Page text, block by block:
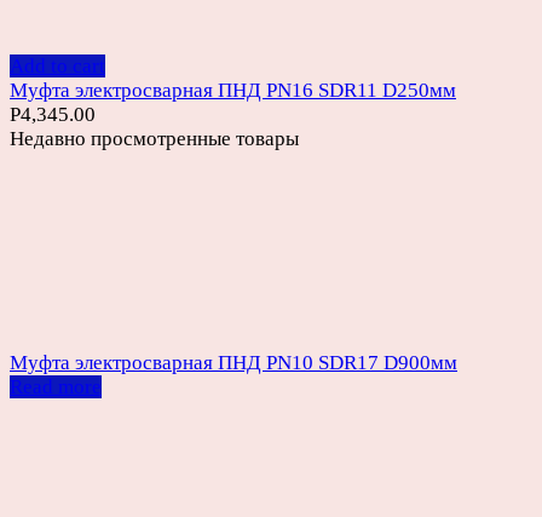
Add to cart
Муфта электросварная ПНД PN16 SDR11 D250мм
Р4,345.00
Недавно просмотренные товары
Муфта электросварная ПНД PN10 SDR17 D900мм
Read more